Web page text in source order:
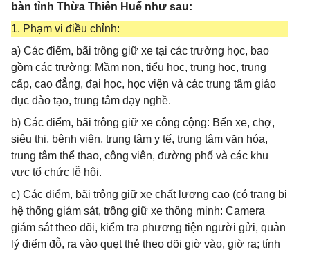
bàn tỉnh Thừa Thiên Huế như sau:
1. Phạm vi điều chỉnh:
a) Các điểm, bãi trông giữ xe tại các trường học, bao
gồm các trường: Mầm non, tiểu học, trung học, trung
cấp, cao đẳng, đại học, học viện và các trung tâm giáo
dục đào tạo, trung tâm dạy nghề.
b) Các điểm, bãi trông giữ xe công cộng: Bến xe, chợ,
siêu thị, bệnh viện, trung tâm y tế, trung tâm văn hóa,
trung tâm thể thao, công viên, đường phố và các khu
vực tổ chức lễ hội.
c) Các điểm, bãi trông giữ xe chất lượng cao (có trang bị
hệ thống giám sát, trông giữ xe thông minh: Camera
giám sát theo dõi, kiểm tra phương tiện người gửi, quản
lý điểm đỗ, ra vào quẹt thẻ theo dõi giờ vào, giờ ra; tính